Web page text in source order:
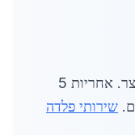
תשלום יתרה 70% עם קבלת המוצר. אחריות 5
שירותי פלדה